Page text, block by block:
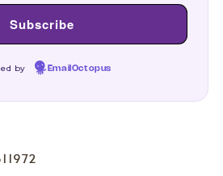
by EmailOctopus